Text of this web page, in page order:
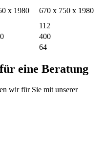
x 1980
670 x 750 x 1980
112
400
64
eine Beratung
wir für Sie mit unserer